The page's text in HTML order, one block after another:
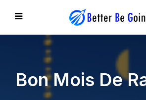
Bon Mois De